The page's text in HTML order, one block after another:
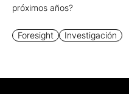
próximos años?
Foresight Investigación